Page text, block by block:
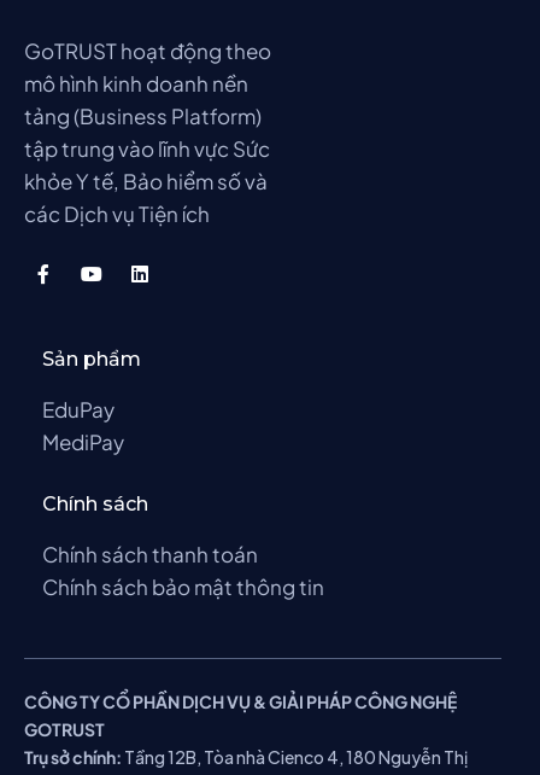
GoTRUST hoạt động theo
mô hình kinh doanh nền
tảng (Business Platform)
tập trung vào lĩnh vực Sức
khỏe Y tế, Bảo hiểm số và
các Dịch vụ Tiện ích
Sản phẩm
EduPay
MediPay
Chính sách
Chính sách thanh toán
Chính sách bảo mật thông tin
CÔNG TY CỔ PHẦN DỊCH VỤ & GIẢI PHÁP CÔNG NGHỆ
GOTRUST
Trụ sở chính: Tầng 12B, Tòa nhà Cienco 4, 180 Nguyễn Thị